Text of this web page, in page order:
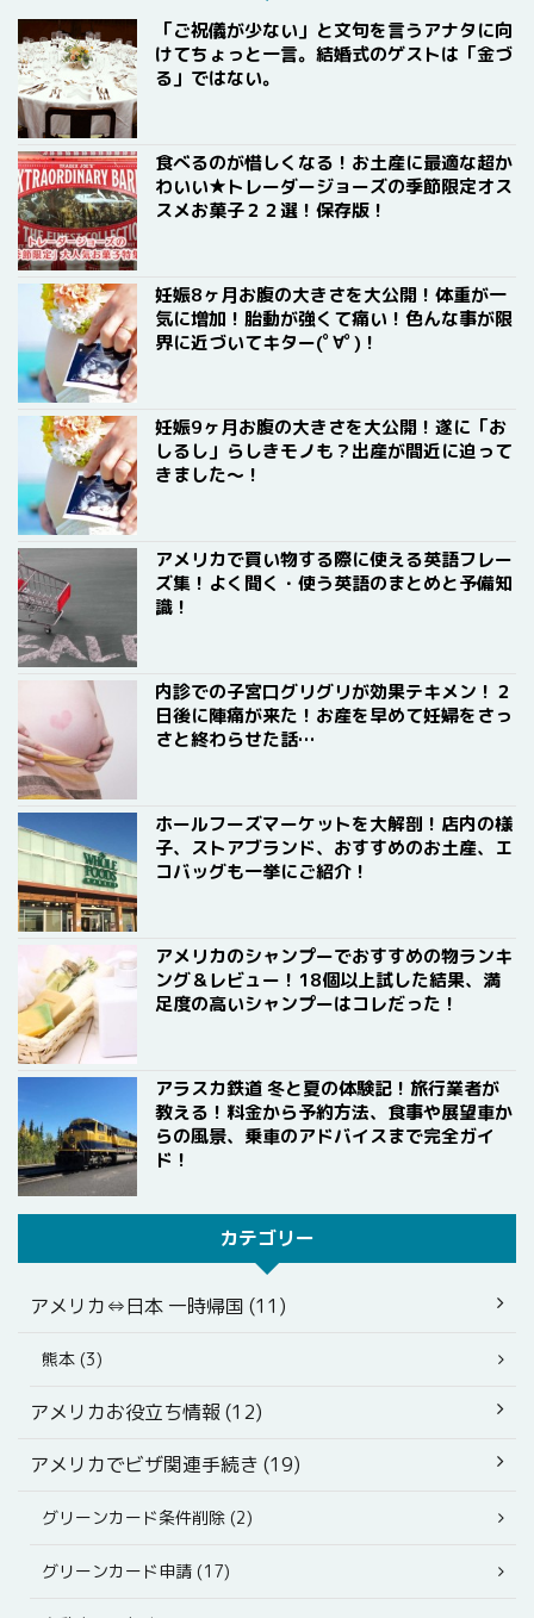
「ご祝儀が少ない」と文句を言うアナタに向
けてちょっと一言。結婚式のゲストは「金づ
る」ではない。
食べるのが惜しくなる！お土産に最適な超か
わいい★トレーダージョーズの季節限定オス
スメお菓子２２選！保存版！
妊娠8ヶ月お腹の大きさを大公開！体重が一
気に増加！胎動が強くて痛い！色んな事が限
界に近づいてキター(ﾟ∀ﾟ)！
妊娠9ヶ月お腹の大きさを大公開！遂に「お
しるし」らしきモノも？出産が間近に迫って
きました〜！
アメリカで買い物する際に使える英語フレー
ズ集！よく聞く・使う英語のまとめと予備知
識！
内診での子宮口グリグリが効果テキメン！２
日後に陣痛が来た！お産を早めて妊婦をさっ
さと終わらせた話…
ホールフーズマーケットを大解剖！店内の様
子、ストアブランド、おすすめのお土産、エ
コバッグも一挙にご紹介！
アメリカのシャンプーでおすすめの物ランキ
ング＆レビュー！18個以上試した結果、満
足度の高いシャンプーはコレだった！
アラスカ鉄道 冬と夏の体験記！旅行業者が
教える！料金から予約方法、食事や展望車か
らの風景、乗車のアドバイスまで完全ガイ
ド！
カテゴリー
アメリカ⇔日本 一時帰国 (11)
熊本 (3)
アメリカお役立ち情報 (12)
アメリカでビザ関連手続き (19)
グリーンカード条件削除 (2)
グリーンカード申請 (17)